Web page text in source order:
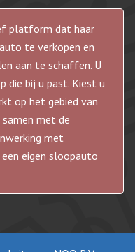
platform dat haar
te verkopen en
aan te schaffen. U
die bij u past. Kiest u
op het gebied van
met de
met
eigen sloopauto